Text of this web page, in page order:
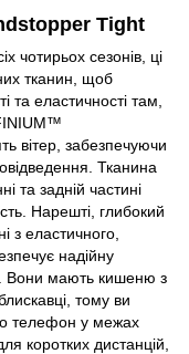
Tight
чотирьох сезонів, ці
тканин, щоб
та еластичності там,
вітер, забезпечуючи
Тканина
та задній частині
Нарешті, глибокий
з еластичного,
надійну
Вони мають кишеню з
тому ви
телефон у межах
коротких дистанцій,